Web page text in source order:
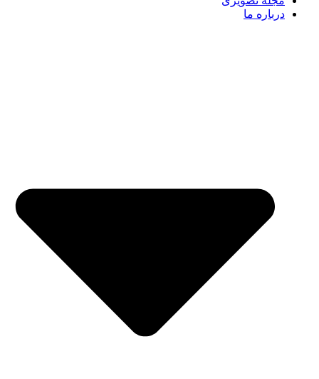
درباره ما